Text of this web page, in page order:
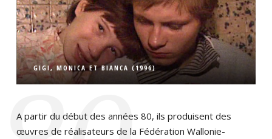
GIGI, MONICA ET BIANCA (1996)
A partir du début des années 80, ils produisent des
œuvres de réalisateurs de la Fédération Wallonie-